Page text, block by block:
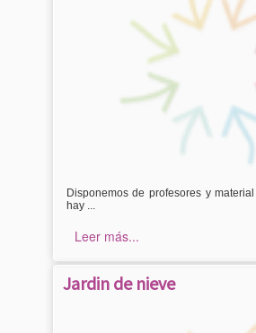
Disponemos de profesores y
hay ...
Leer más...
Jardin de nieve